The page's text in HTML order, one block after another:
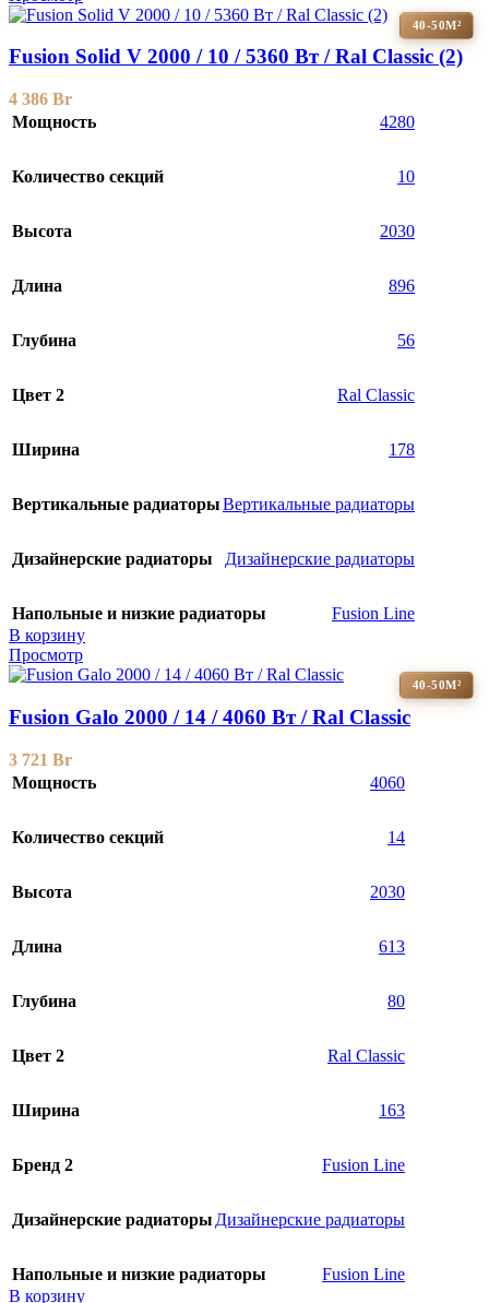
40-50М²
Fusion Solid V 2000 / 10 / 5360 Вт / Ral Classic (2)
4 386 Br
Мощность
4280
Количество секций 10
Высота 2030
Длина 896
Глубина 56
Цвет 2 Ral Classic
Ширина 178
Вертикальные радиаторыВертикальные радиаторы
Дизайнерские радиаторы Дизайнерские радиаторы
Напольные и низкие радиаторы
Fusion Line
В корзину
Просмотр
40-50М²
Fusion Galo 2000 / 14 / 4060 Вт / Ral Classic
3 721 Br
Мощность
4060
Количество секций 14
Высота 2030
Длина 613
Глубина 80
Цвет 2 Ral Classic
Ширина 163
Бренд 2 Fusion Line
Дизайнерские радиаторы Дизайнерские радиаторы
Напольные и низкие радиаторы
Fusion Line
В корзину